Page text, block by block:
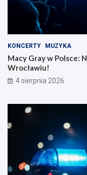
KONCERTY MUZYKA
Macy Gray w Polsce:
Wrocławiu!
4 sierpnia 2026